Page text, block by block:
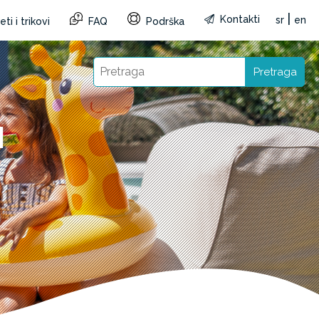
i trikovi FAQ Podrška Kontakti sr en
Pretraga